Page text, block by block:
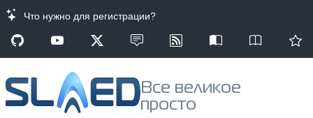
Что нужно для регистрации?
Все великое
просто